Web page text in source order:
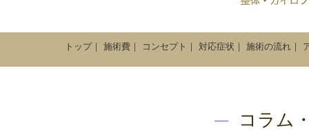
トップ｜ 施術費 ｜ コンセプト ｜ 対応症状 ｜ 施術の流れ ｜
コラム